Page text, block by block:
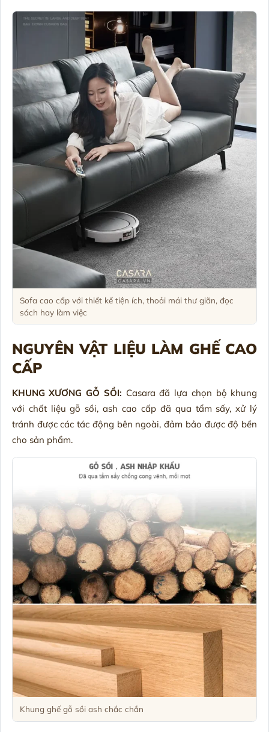
Sofa cao cấp với thiết kế tiện ích, thoải mái thư giãn, đọc
sách hay làm việc
NGUYÊN VẬT LIỆU LÀM GHẾ CAO
CẤP
KHUNG XƯƠNG GỖ SỒI: Casara đã lựa chọn bộ khung
với chất liệu gỗ sồi, ash cao cấp đã qua tẩm sấy, xử lý
tránh được các tác động bên ngoài, đảm bảo được độ bền
cho sản phẩm.
Khung ghế gỗ sồi ash chắc chắn